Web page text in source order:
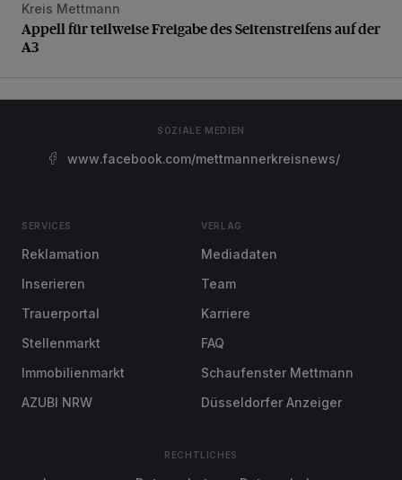
Appell für teilweise Freigabe des Seitenstreifens auf der A3
Kreis Mettmann
Appell für teilweise Freigabe des Seitenstreifens auf der
A3
SOZIALE MEDIEN
www.facebook.com/mettmannerkreisnews/
SERVICES
Reklamation
Inserieren
Trauerportal
Stellenmarkt
Immobilienmarkt
AZUBI NRW
VERLAG
Mediadaten
Team
Karriere
FAQ
Schaufenster Mettmann
Düsseldorfer Anzeiger
RECHTLICHES